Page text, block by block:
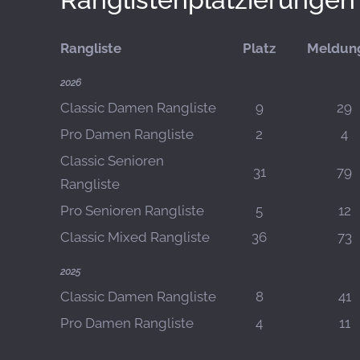
Rangliste Platz
2026
Classic Damen Rangliste 9
29
Pro Damen Rangliste
2
4
Classic Senioren
Rangliste
31 79
Pro Senioren Rangliste 5
12
Classic Mixed Rangliste
36 73
2025
Classic Damen Rangliste 8
41
Pro Damen Rangliste
4 11